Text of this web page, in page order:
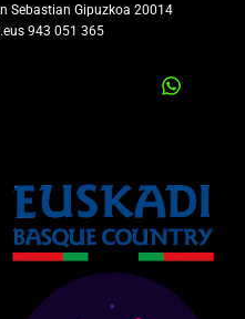
Sebastian Gipuzkoa 20014
943 051 365